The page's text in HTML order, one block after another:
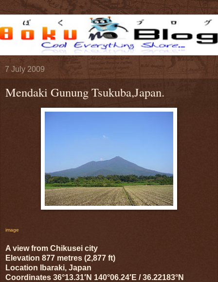
7 July 2009
Mendaki Gunung Tsukuba,Japan.
image
A view from Chikusei city
Elevation 877 metres (2,877 ft)
Location Ibaraki, Japan
Coordinates 36°13.31′N 140°06.24′E / 36.22183°N